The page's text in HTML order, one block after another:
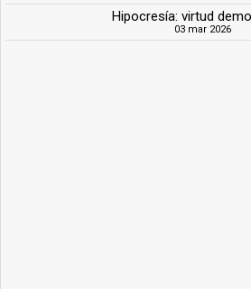
Hipocresía: virtud
03 mar 2026